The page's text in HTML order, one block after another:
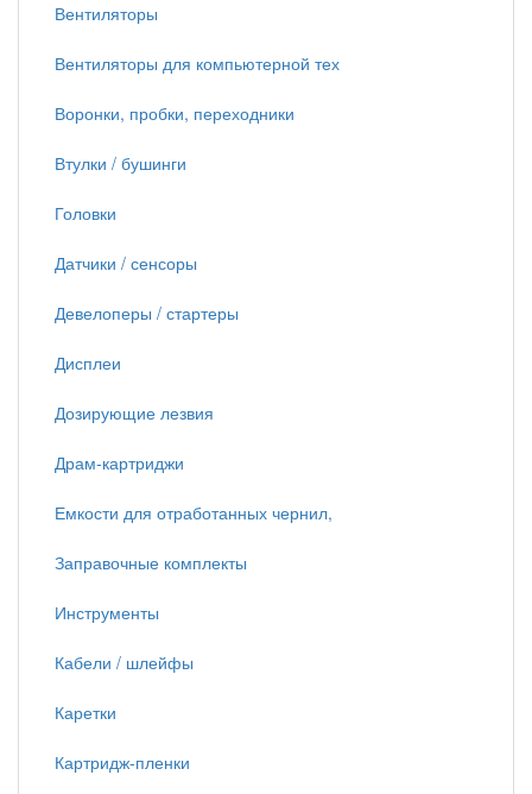
Вентиляторы
Вентиляторы для компьютерной тех
Воронки, пробки, переходники
Втулки / бушинги
Головки
Датчики / сенсоры
Девелоперы / стартеры
Дисплеи
Дозирующие лезвия
Драм-картриджи
Емкости для отработанных чернил,
Заправочные комплекты
Инструменты
Кабели / шлейфы
Каретки
Картридж-пленки